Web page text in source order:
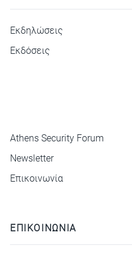
Εκδηλώσεις
Εκδόσεις
Athens Security Forum
Newsletter
Επικοινωνία
ΕΠΙΚΟΙΝΩΝΙΑ